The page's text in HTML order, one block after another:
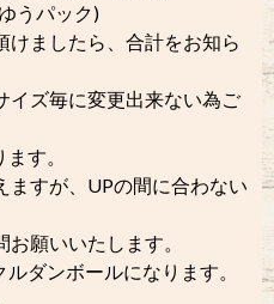
うパック)
ましたら、合計をお知ら
ズ毎に変更出来ない為ご
す。
すが、UPの間に合わない
願いいたします。
ダンボールになります。